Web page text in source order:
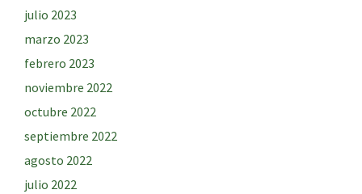
julio 2023
marzo 2023
febrero 2023
noviembre 2022
octubre 2022
septiembre 2022
agosto 2022
julio 2022